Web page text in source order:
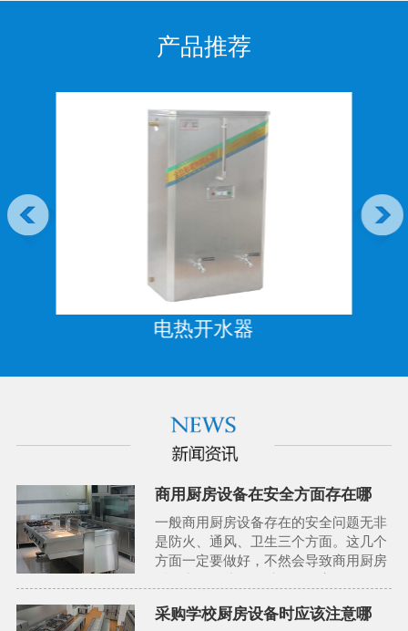
产品推荐
电热开水器
商用厨房设备在安全方面存在哪
一般商用厨房设备存在的安全问题无非
是防火、通风、卫生三个方面。这几个
方面一定要做好，不然会导致商用厨房
采购学校厨房设备时应该注意哪